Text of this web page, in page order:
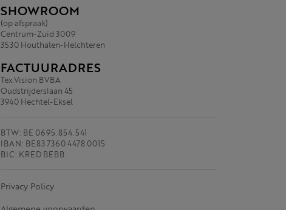
SHOWROOM
(op afspraak)
Centrum-Zuid 3009
3530 Houthalen-Helchteren
FACTUURADRES
Tex.Vision BVBA
Oudstrijderslaan 45
3940 Hechtel-Eksel
BTW: BE 0695.854.541
IBAN: BE83 7360 4478 0015
BIC: KRED BEBB
Privacy Policy